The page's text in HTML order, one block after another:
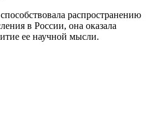
распространению
в России, она оказала
ее научной мысли.